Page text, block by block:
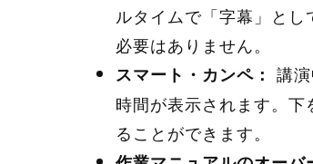
ルタイムで「字幕」とし
必要はありません。
スマート・カンペ： 講
時間が表示されます。
ることができます。